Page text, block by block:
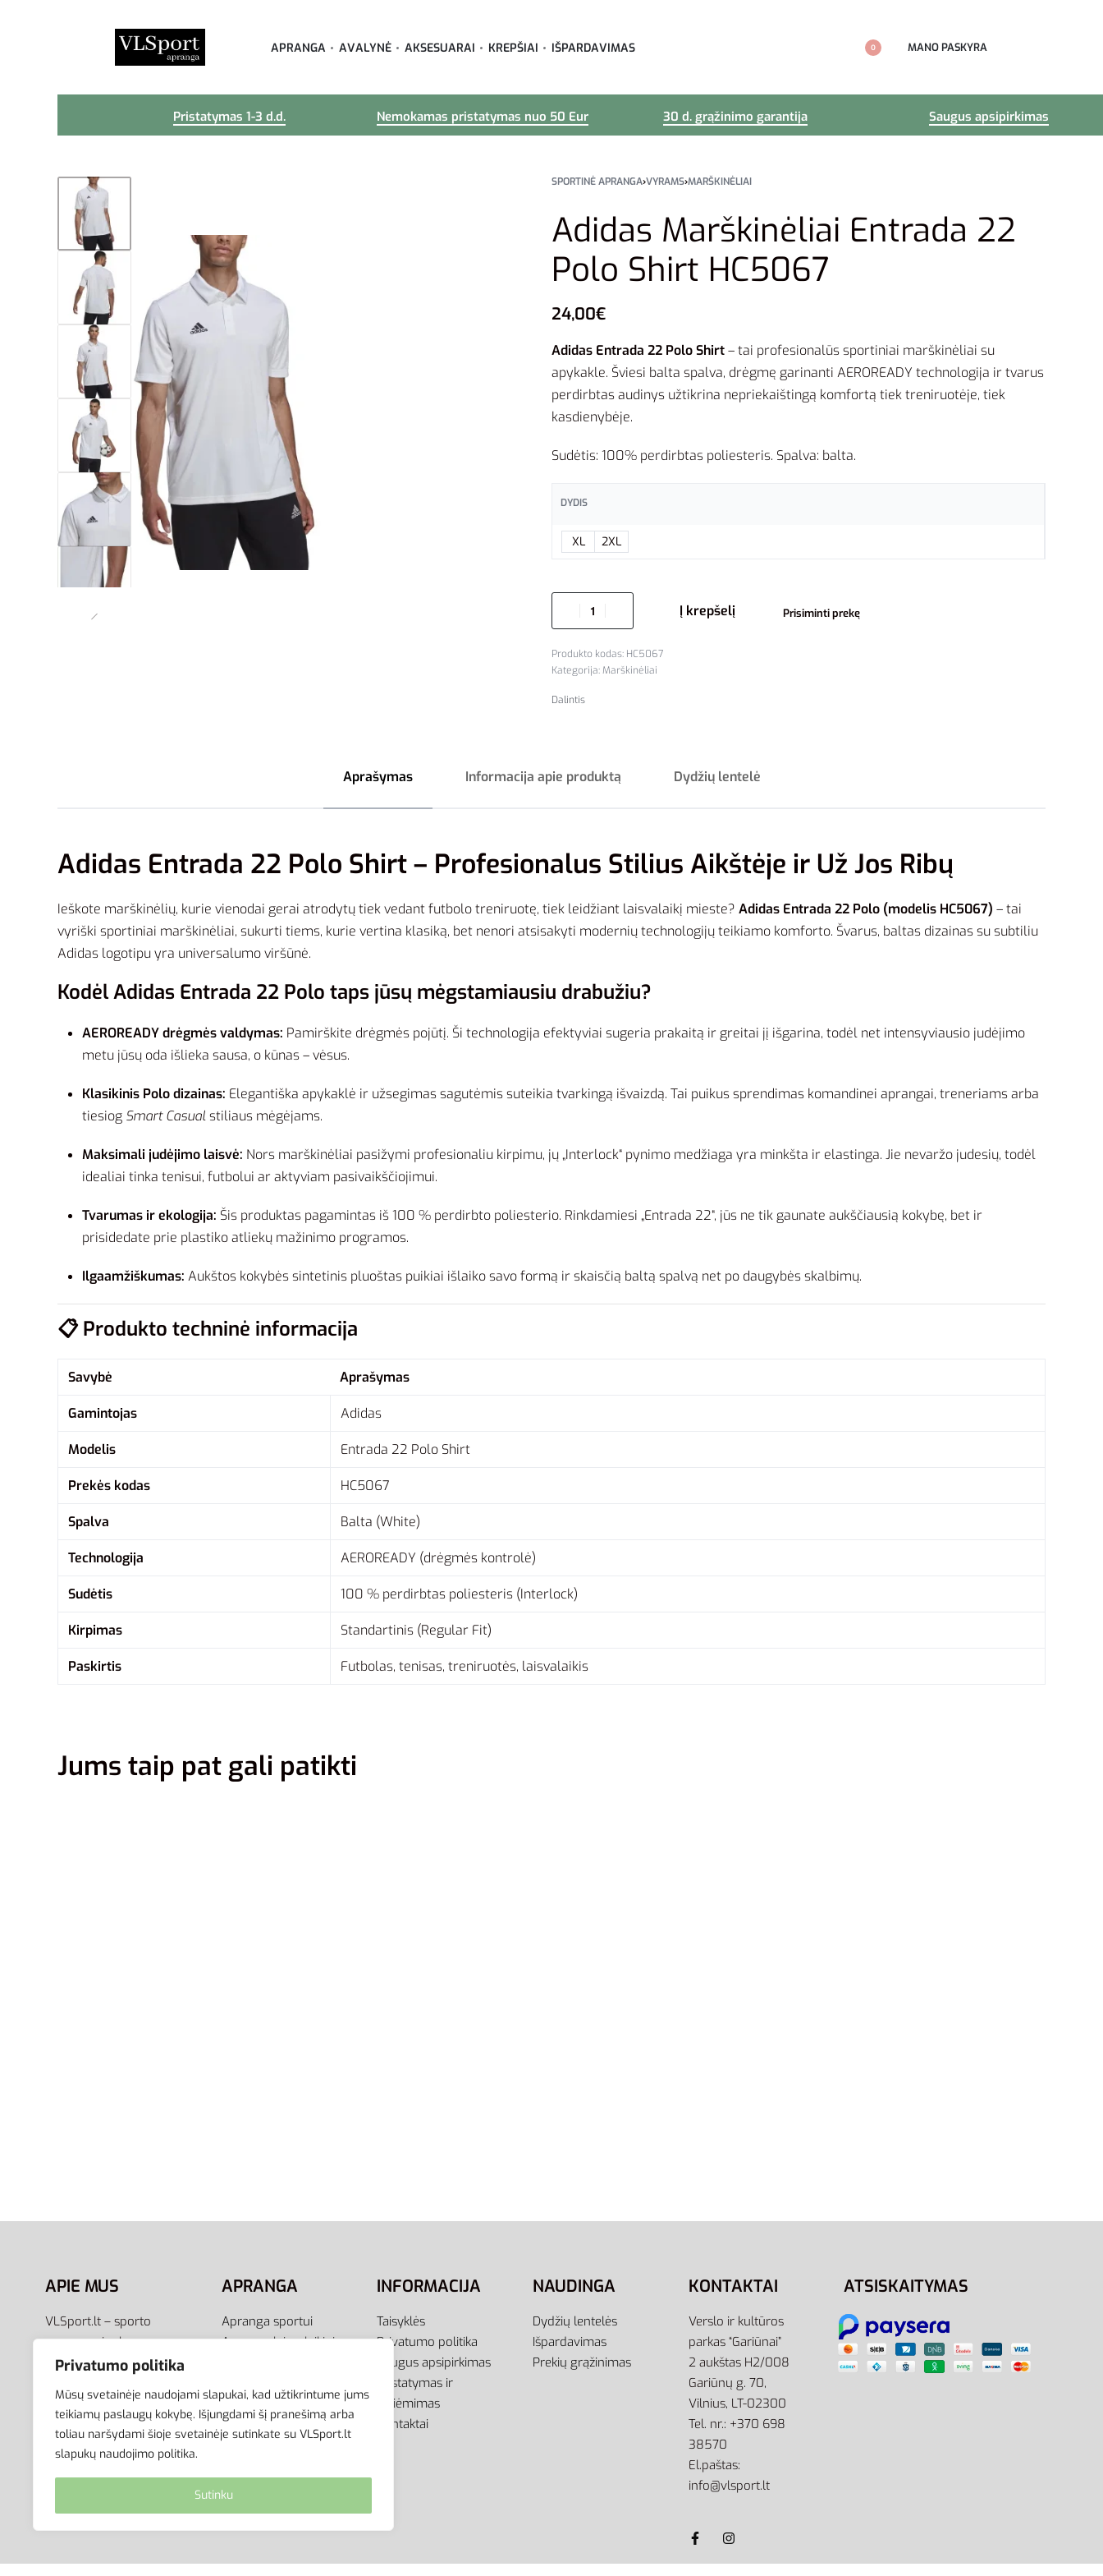
Privatumo politika
Mūsų svetainėje naudojami slapukai, kad užtikrintume jums
teikiamų paslaugų kokybę. Išjungdami šį pranešimą arba
toliau naršydami šioje svetainėje sutinkate su VLSport.lt
slapukų naudojimo politika.
Sutinku
APRANGA AVALYNĖ AKSESUARAI KREPŠIAI IŠPARDAVIMAS 0 MANO PASKYRA
Pristatymas 1-3 d.d. Nemokamas pristatymas nuo 50 Eur 30 d. grąžinimo garantija Saugus apsipirkimas
SPORTINĖ APRANGA›VYRAMS›MARŠKINĖLIAI
Adidas Marškinėliai Entrada 22
Polo Shirt HC5067
24,00€
Adidas Entrada 22 Polo Shirt– tai profesionalūs sportiniai marškinėliai su
apykakle. Šviesi balta spalva, drėgmę garinanti AEROREADY technologija ir tvarus
perdirbtas audinys užtikrina nepriekaištingą komfortą tiek treniruotėje, tiek
kasdienybėje.
Sudėtis: 100% perdirbtas poliesteris. Spalva: balta.
DYDIS
XL 2XL
Į krepšelį Prisiminti prekę
HC5067
Kategorija:Marškinėliai
Dalintis
Aprašymas Informacija apie produktą Dydžių lentelė
Adidas Entrada 22 Polo Shirt – Profesionalus Stilius Aikštėje ir Už Jos Ribų
Ieškote marškinėlių, kurie vienodai gerai atrodytų tiek vedant futbolo treniruotę, tiek leidžiant laisvalaikį mieste? Adidas Entrada 22 Polo (modelis HC5067) – tai
vyriški sportiniai marškinėliai, sukurti tiems, kurie vertina klasiką, bet nenori atsisakyti modernių technologijų teikiamo komforto. Švarus, baltas dizainas su subtiliu
Adidas logotipu yra universalumo viršūnė.
Kodėl Adidas Entrada 22 Polo taps jūsų mėgstamiausiu drabužiu?
AEROREADY drėgmės valdymas: Pamirškite drėgmės pojūtį. Ši technologija efektyviai sugeria prakaitą ir greitai jį išgarina, todėl net intensyviausio judėjimo
metu jūsų oda išlieka sausa, o kūnas – vėsus.
Klasikinis Polo dizainas: Elegantiška apykaklė ir užsegimas sagutėmis suteikia tvarkingą išvaizdą. Tai puikus sprendimas komandinei aprangai, treneriams arba
tiesiog Smart Casualstiliaus mėgėjams.
Maksimali judėjimo laisvė: Nors marškinėliai pasižymi profesionaliu kirpimu, jų „Interlock“ pynimo medžiaga yra minkšta ir elastinga. Jie nevaržo judesių, todėl
idealiai tinka tenisui, futbolui ar aktyviam pasivaikščiojimui.
Tvarumas ir ekologija: Šis produktas pagamintas iš 100 % perdirbto poliesterio. Rinkdamiesi „Entrada 22“, jūs ne tik gaunate aukščiausią kokybę, bet ir
prisidedate prie plastiko atliekų mažinimo programos.
Ilgaamžiškumas: Aukštos kokybės sintetinis pluoštas puikiai išlaiko savo formą ir skaisčią baltą spalvą net po daugybės skalbimų.
📋 Produkto techninė informacija
Savybė Aprašymas
Gamintojas Adidas
Modelis Entrada 22 Polo Shirt
Prekės kodas HC5067
Spalva Balta (White)
Technologija AEROREADY (drėgmės kontrolė)
Sudėtis 100 % perdirbtas poliesteris (Interlock)
Kirpimas Standartinis (Regular Fit)
Paskirtis Futbolas, tenisas, treniruotės, laisvalaikis
Jums taip pat gali patikti
Pasirinkti savybes
APIE MUS
VLSport.lt – sporto
aprangos ir aksesuarų
el.parduotuvė aktyviam
aprangą visai šeimai –
vyrams, moterims bei
vaikams.
APRANGA
Apranga sportui
Apranga laisvalaikiui
Krepšiai
INFORMACIJA
Taisyklės
Privatumo politika
Saugus apsipirkimas
Pristatymas ir
atsiėmimas
Kontaktai
NAUDINGA
Dydžių lentelės
Išpardavimas
Prekių grąžinimas
KONTAKTAI
Verslo ir kultūros
parkas “Gariūnai”
2 aukštas H2/008
Gariūnų g. 70,
Vilnius, LT-02300
Tel. nr.: +370 698
38570
El.paštas:
info@vlsport.lt
ATSISKAITYMAS